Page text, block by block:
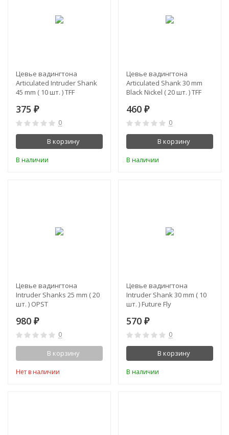
Цевье вадингтона
Articulated Intruder Shank
45 mm ( 10 шт. ) TFF
375 ₽
0
В корзину
В наличии
Цевье вадингтона
Articulated Shank 30 mm
Black Nickel ( 20 шт. ) TFF
460 ₽
0
В корзину
В наличии
Цевье вадингтона
Intruder Shanks 25 mm ( 20
шт. ) OPST
980 ₽
0
В корзину
Нет в наличии
Цевье вадингтона
Intruder Shank 30 mm ( 10
шт. ) Future Fly
570 ₽
0
В корзину
В наличии